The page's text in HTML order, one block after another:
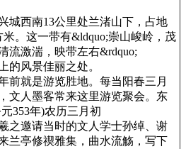
城西南13公里处兰渚山下，占地
米。这一带有&ldquo;崇山峻岭，茂
流激湍，映带左右&rdquo;
的风景佳丽之处。
前就是游览胜地。每当阳春三月
文人墨客常来这里游览聚会。东
353年)农历三月初
之邀请当时的文人学士孙绰、谢
兰亭修禊雅集，曲水流觞，写下